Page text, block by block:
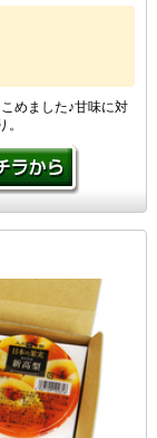
めました♪甘味に対